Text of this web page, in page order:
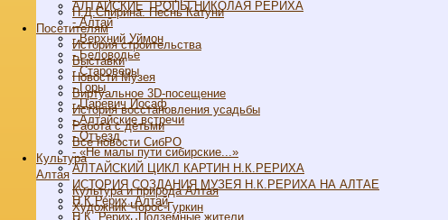
Н.Д.Спирина. Песнь Катуни
Посетителям
История строительства
Выставки
Новости Музея
Виртуальное 3D-посещение
История восстановления усадьбы
Работа с детьми
Все новости СибРО
Культура
Алтая
Культура и природа Алтая
Художник Чорос-Гуркин
АЛТАЙСКИЕ ТРОПЫ НИКОЛАЯ РЕРИХА
- Алтай
- Верхний Уймон
- Беловодье
- Староверы
- Горы
- Царевич Иосаф
- Алтайские встречи
- Отъезд
- «Не малы пути сибирские...»
АЛТАЙСКИЙ ЦИКЛ КАРТИН Н.К.РЕРИХА
ИСТОРИЯ СОЗДАНИЯ МУЗЕЯ Н.К.РЕРИХА НА АЛТАЕ
Н.К.Рерих. Алтай
Н.К. Рерих. Подземные жители